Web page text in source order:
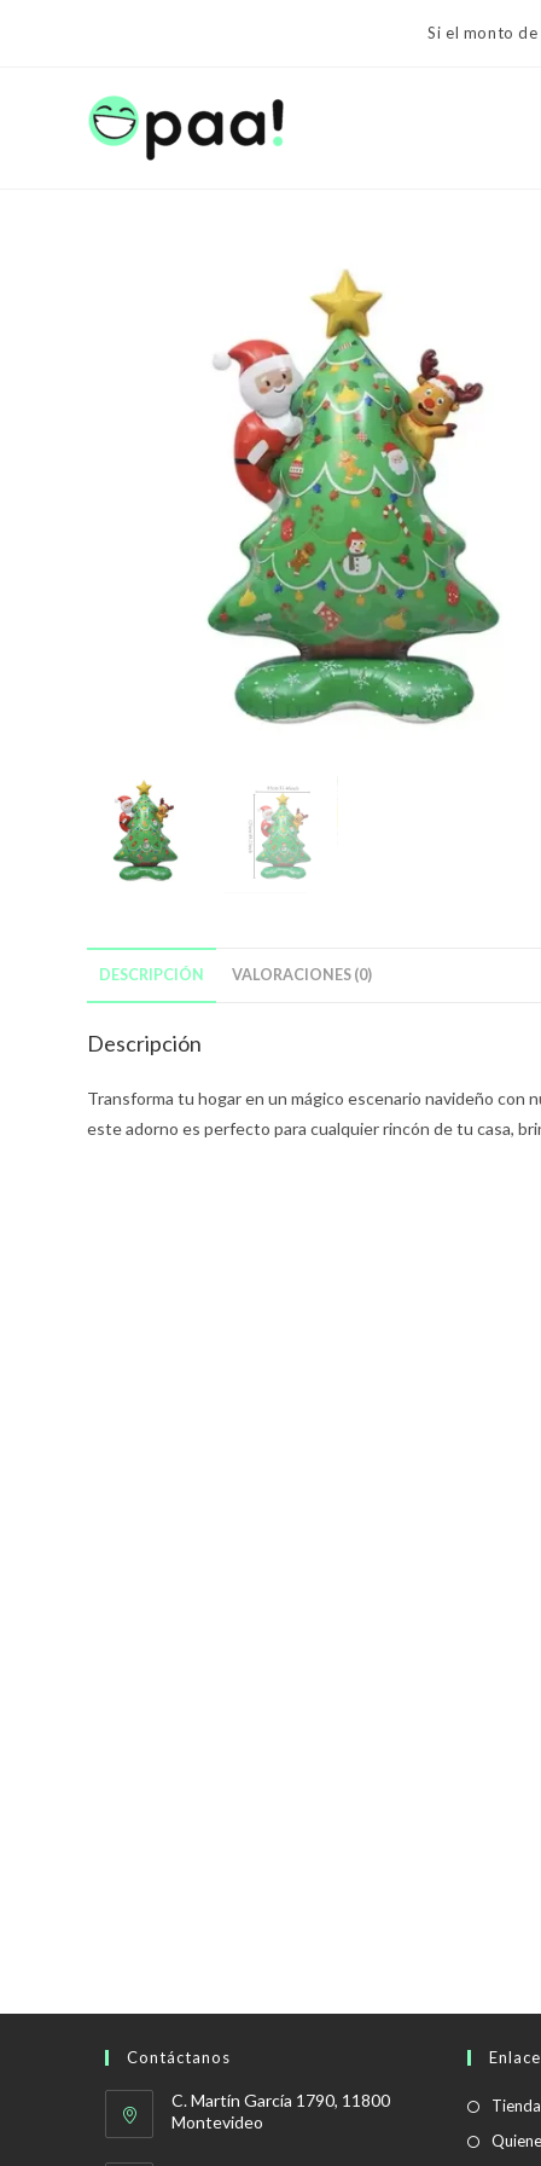
Si el monto
DESCRIPCIÓN VALORACIONES (0)
Descripción
Transforma tu hogar en un mágico escenario navideño con
este adorno es perfecto para cualquier rincón de tu casa,
Contáctanos
C. Martín García 1790, 11800
Montevideo
Tienda